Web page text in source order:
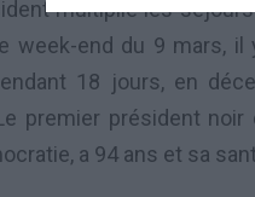
multiplie les
week-end du 9 mars,
18 jours, en
premier président noir
a 94 ans et sa